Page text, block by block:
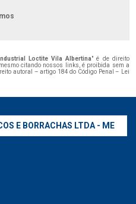
Loctite Vila Albertina" é de direito
citando nossos links, é proibida sem a
autoral – artigo 184 do Código Penal –
Lei
E BORRACHAS LTDA - ME